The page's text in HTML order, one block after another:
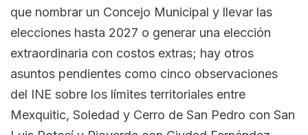
que nombrar un Concejo Municipal y llevar las
elecciones hasta 2027 o generar una elección
extraordinaria con costos extras; hay otros
asuntos pendientes como cinco observaciones
del INE sobre los límites territoriales entre
Mexquitic, Soledad y Cerro de San Pedro con San